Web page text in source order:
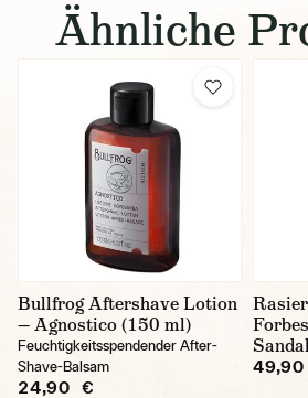
Ähnliche
Bullfrog Aftershave Lotion
— Agnostico (150 ml)
Feuchtigkeitsspendender After-
Shave-Balsam
24,90 €